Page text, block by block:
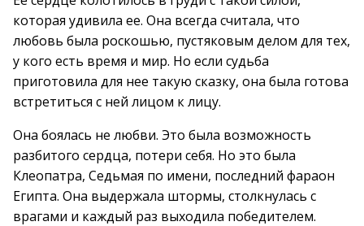
которая удивила ее. Она всегда считала, что
любовь была роскошью, пустяковым делом для тех,
у кого есть время и мир. Но если судьба
приготовила для нее такую сказку, она была готова
встретиться с ней лицом к лицу.
Она боялась не любви. Это была возможность
разбитого сердца, потери себя. Но это была
Клеопатра, Седьмая по имени, последний фараон
Египта. Она выдержала штормы, столкнулась с
врагами и каждый раз выходила победителем.